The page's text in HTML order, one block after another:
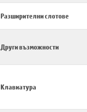
Разширителни слотове
Други възможности
Клавиатура